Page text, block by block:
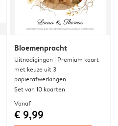
Bloemenpracht
Uitnodigingen | Premium kaart
met keuze uit 3
papierafwerkingen
Set van 10 kaarten
Vanaf
€ 9,99